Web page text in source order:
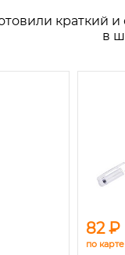
краткий
в
82 ₽
по карте